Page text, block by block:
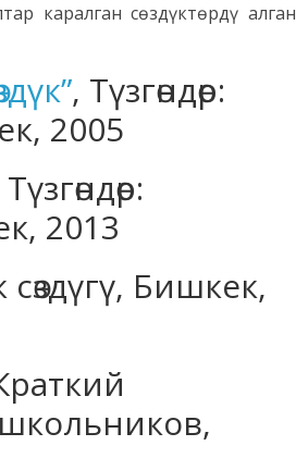
каралган сөздүктөрдү алган
, Түзгөндөр:
2005
2013
Бишкек,